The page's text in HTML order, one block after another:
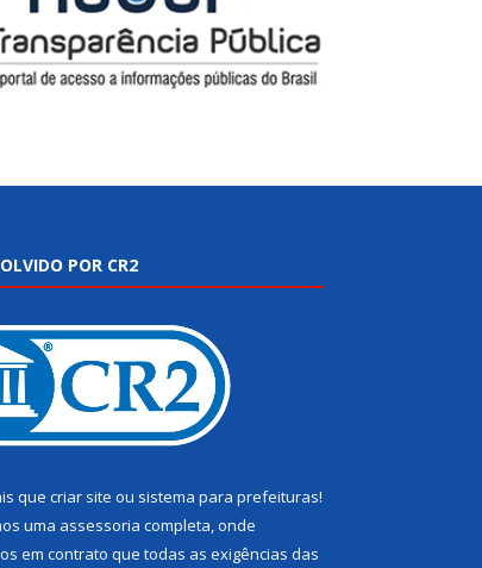
POR CR2
que criar site ou sistema para prefeituras!
uma assessoria completa, onde
em contrato que todas as exigências das